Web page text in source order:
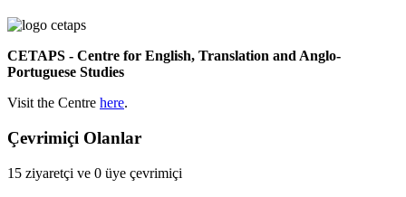
CETAPS - Centre for English, Translation and Anglo-
Portuguese Studies
Visit the Centre here.
Çevrimiçi Olanlar
15 ziyaretçi ve 0 üye çevrimiçi